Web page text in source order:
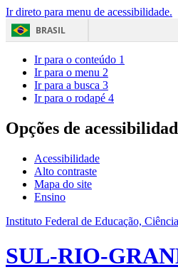
Ir direto para menu de acessibilidade.
BRASIL
Ir para o conteúdo 1
Ir para o menu 2
Ir para a busca 3
Ir para o rodapé 4
Opções de
Acessibilidade
Alto contraste
Mapa do site
Ensino
Instituto Federal de Educação,
SUL-RIO-